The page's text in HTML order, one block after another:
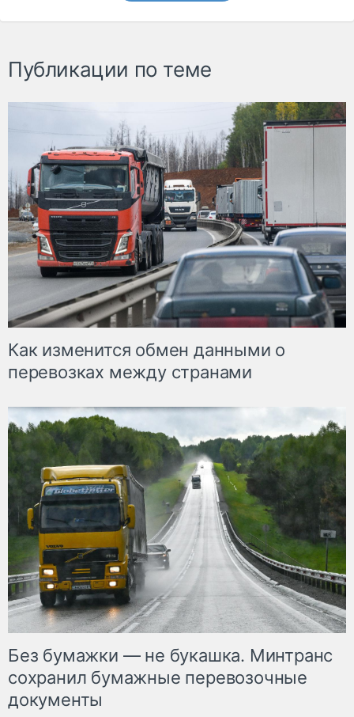
Публикации по теме
Как изменится обмен данными о
перевозках между странами
Без бумажки — не букашка. Минтранс
сохранил бумажные перевозочные
документы